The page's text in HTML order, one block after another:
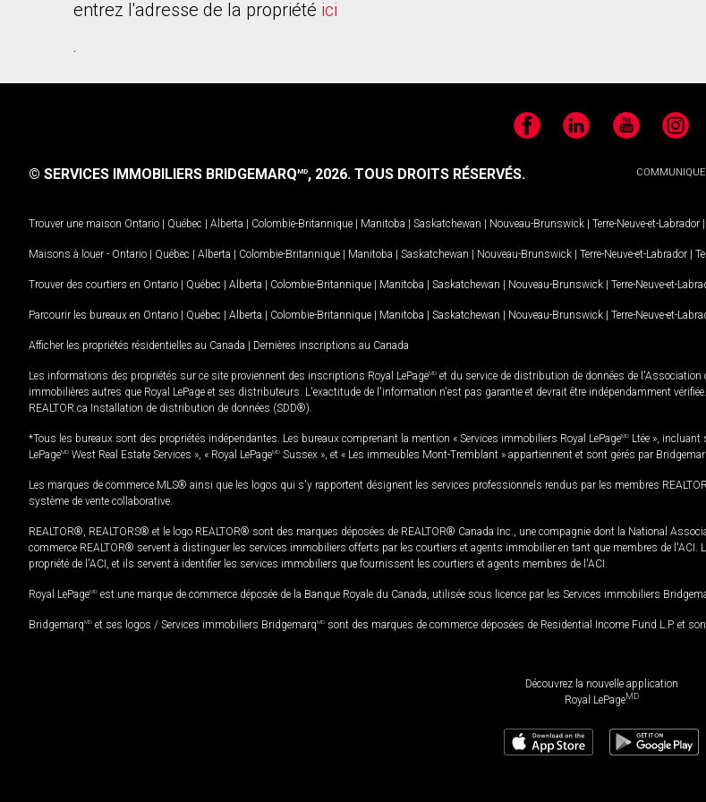
entrez l'adresse de la propriété ici
.
FacebookLinkedIn YouTube
© SERVICES IMMOBILIERS BRIDGEMARQMD, 2026. TOUS DROITS RÉSERVÉS.
Trouver une maison Ontario | Québec | Alberta | Colombie-Britannique | Manitoba | Saskatchewan | Nouveau-Brunswick | Terre-Neuve-et-Labrador |
Maisons à louer - Ontario | Québec | Alberta | Colombie-Britannique | Manitoba | Saskatchewan | Nouveau-Brunswick | Terre-Neuve-et-Labrador |
Trouver des courtiers en Ontario | Québec | Alberta | Colombie-Britannique | Manitoba | Saskatchewan | Nouveau-Brunswick | Terre-Neuve-et-
Parcourir les bureaux en Ontario | Québec | Alberta | Colombie-Britannique | Manitoba | Saskatchewan | Nouveau-Brunswick | Terre-Neuve-et-
Afficher les propriétés résidentielles au Canada | Dernières inscriptions au Canada
Les informations des propriétés sur ce site proviennent des inscriptions Royal LePageMD et du service de distribution de données de
immobilières autres que Royal LePage et ses distributeurs. L'exactitude de l'information n'est pas garantie et devrait être indépendamment
REALTOR.ca Installation de distribution de données (SDD®).
*Tous les bureaux sont des propriétés indépendantes. Les bureaux comprenant la mention « Services immobiliers Royal LePageMD Ltée », incluant
LePageMD West Real Estate Services », « Royal LePageMD Sussex », et « Les immeubles Mont-Tremblant » appartiennent et sont gérés par
Les marques de commerce MLS® ainsi que les logos qui s'y rapportent désignent les services professionnels rendus par les membres
système de vente collaborative.
REALTOR®, REALTORS® et le logo REALTOR® sont des marques déposées de REALTOR® Canada Inc., une compagnie dont la National
commerce REALTOR® servent à distinguer les services immobiliers offerts par les courtiers et agents immobilier en tant que membres de
propriété de l'ACI, et ils servent à identifier les services immobiliers que fournissent les courtiers et agents membres de l'ACI.
Royal LePageMD est une marque de commerce déposée de la Banque Royale du Canada, utilisée sous licence par les Services immobiliers
BridgemarqMD et ses logos / Services immobiliers BridgemarqMD sont des marques de commerce déposées de Residential Income Fund L.P. et
Découvrez la nouvelle application
Royal LePageMD